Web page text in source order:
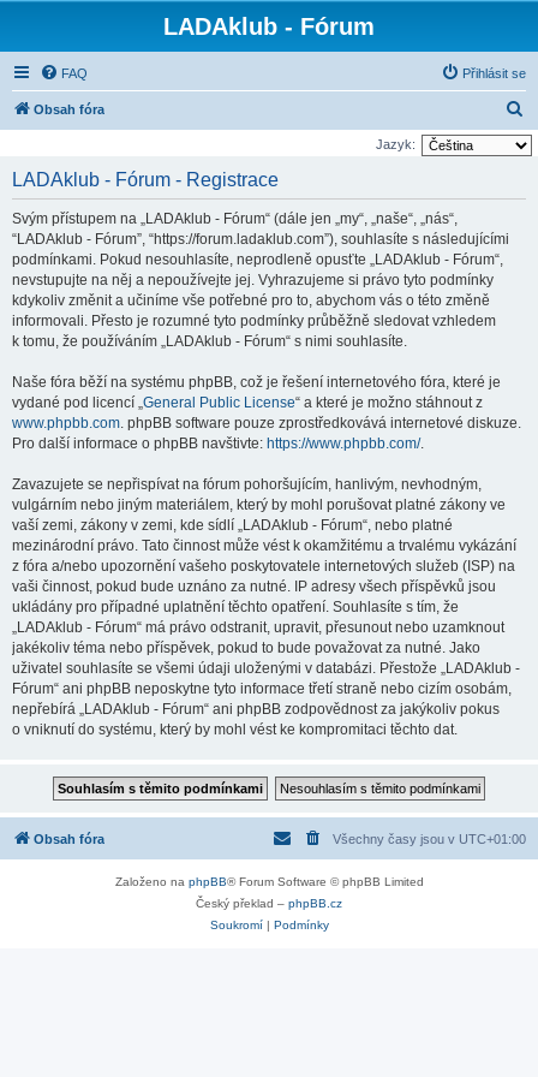
LADAklub - Fórum
FAQ Přihlásit se
Obsah fóra
l
Jazyk:
LADAklub - Fórum - Registrace
Svým přístupem na „LADAklub - Fórum“ (dále jen „my“, „naše“, „nás“,
“LADAklub - Fórum”, “https://forum.ladaklub.com”), souhlasíte s následujícími
podmínkami. Pokud nesouhlasíte, neprodleně opusťte „LADAklub - Fórum“,
nevstupujte na něj a nepoužívejte jej. Vyhrazujeme si právo tyto podmínky
kdykoliv změnit a učiníme vše potřebné pro to, abychom vás o této změně
informovali. Přesto je rozumné tyto podmínky průběžně sledovat vzhledem
k tomu, že používáním „LADAklub - Fórum“ s nimi souhlasíte.
Naše fóra běží na systému phpBB, což je řešení internetového fóra, které je
vydané pod licencí „General Public License“ a které je možno stáhnout z
www.phpbb.com. phpBB software pouze zprostředkovává internetové diskuze.
Pro další informace o phpBB navštivte: https://www.phpbb.com/.
Zavazujete se nepřispívat na fórum pohoršujícím, hanlivým, nevhodným,
vulgárním nebo jiným materiálem, který by mohl porušovat platné zákony ve
vaší zemi, zákony v zemi, kde sídlí „LADAklub - Fórum“, nebo platné
mezinárodní právo. Tato činnost může vést k okamžitému a trvalému vykázání
z fóra a/nebo upozornění vašeho poskytovatele internetových služeb (ISP) na
vaši činnost, pokud bude uznáno za nutné. IP adresy všech příspěvků jsou
ukládány pro případné uplatnění těchto opatření. Souhlasíte s tím, že
„LADAklub - Fórum“ má právo odstranit, upravit, přesunout nebo uzamknout
jakékoliv téma nebo příspěvek, pokud to bude považovat za nutné. Jako
uživatel souhlasíte se všemi údaji uloženými v databázi. Přestože „LADAklub -
Fórum“ ani phpBB neposkytne tyto informace třetí straně nebo cizím osobám,
nepřebírá „LADAklub - Fórum“ ani phpBB zodpovědnost za jakýkoliv pokus
o vniknutí do systému, který by mohl vést ke kompromitaci těchto dat.
Obsah fóra Všechny časy jsou v UTC+01:00
Založeno na phpBB® Forum Software © phpBB Limited
Český překlad – phpBB.cz
Soukromí| Podmínky